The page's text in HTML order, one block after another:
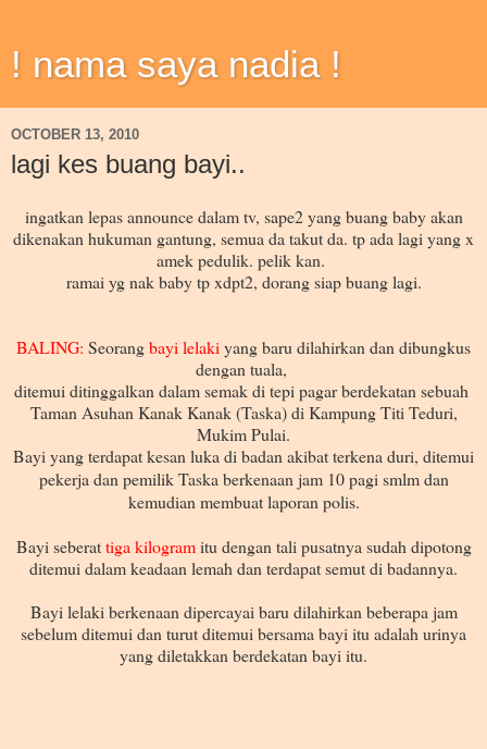
! nama saya nadia !
OCTOBER 13, 2010
lagi kes buang bayi..
ingatkan lepas announce dalam tv, sape2 yang buang baby akan
dikenakan hukuman gantung, semua da takut da. tp ada lagi yang x
amek pedulik. pelik kan.
ramai yg nak baby tp xdpt2, dorang siap buang lagi.
BALING: Seorangbayi lelaki yang baru dilahirkan dan dibungkus
dengan tuala,
ditemui ditinggalkan dalam semak di tepi pagar berdekatan sebuah
Taman Asuhan Kanak Kanak (Taska) di Kampung Titi Teduri,
Mukim Pulai.
Bayi yang terdapat kesan luka di badan akibat terkena duri, ditemui
pekerja dan pemilik Taska berkenaan jam 10 pagi smlm dan
kemudian membuat laporan polis.
Bayi seberattiga kilogramitu dengan tali pusatnya sudah dipotong
ditemui dalam keadaan lemah dan terdapat semut di badannya.
Bayi lelaki berkenaan dipercayai baru dilahirkan beberapa jam
sebelum ditemui dan turut ditemui bersama bayi itu adalah urinya
yang diletakkan berdekatan bayi itu.